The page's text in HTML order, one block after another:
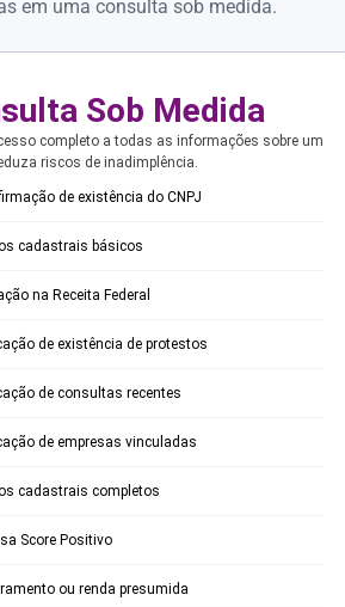
em uma consulta sob medida.
Sob Medida
completo a todas as informações sobre um
riscos de inadimplência.
de existência do CNPJ
cadastrais básicos
na Receita Federal
de existência de protestos
de consultas recentes
de empresas vinculadas
cadastrais completos
Score Positivo
ou renda presumida